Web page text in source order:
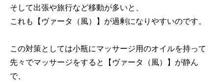
そして出張や旅行など移動が多いと、
これも【ヴァータ（風）】が過剰になりやすいのです。
この対策としては小瓶にマッサージ用のオイルを持って
先々でマッサージをすると【ヴァータ（風）】が静ん
で、